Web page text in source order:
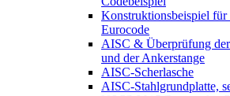
Konstruktionsbeispiel für
Eurocode
AISC & Überprüfung
und der Ankerstange
AISC-Scherlasche
AISC-Stahlgrundplatte,